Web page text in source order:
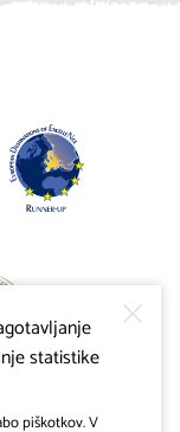
statistike
piškotkov. V